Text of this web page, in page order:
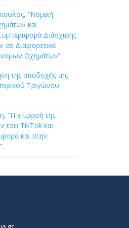
“Νομική
και
Διάσχισης
σε Διαφορετικά
Οχημάτων”.
της αποδοχής της
Τριγώνου
επιρροή της
του TikTok και
και στην